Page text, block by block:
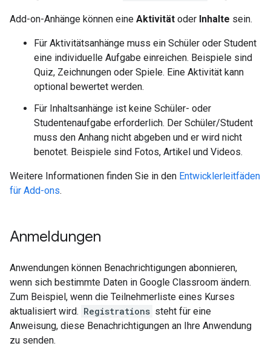
Add-on-Anhänge können eine Aktivität oder Inhalte sein.
Für Aktivitätsanhänge muss ein Schüler oder Student
eine individuelle Aufgabe einreichen. Beispiele sind
Quiz, Zeichnungen oder Spiele. Eine Aktivität kann
optional bewertet werden.
Für Inhaltsanhänge ist keine Schüler- oder
Studentenaufgabe erforderlich. Der Schüler/Student
muss den Anhang nicht abgeben und er wird nicht
benotet. Beispiele sind Fotos, Artikel und Videos.
Weitere Informationen finden Sie in den Entwicklerleitfäden
für Add-ons.
Anmeldungen
Anwendungen können Benachrichtigungen abonnieren,
wenn sich bestimmte Daten in Google Classroom ändern.
Zum Beispiel, wenn die Teilnehmerliste eines Kurses
aktualisiert wird. Registrations steht für eine
Anweisung, diese Benachrichtigungen an Ihre Anwendung
zu senden.